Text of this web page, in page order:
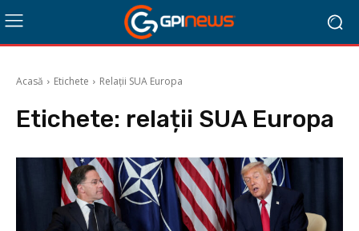
Acasă Etichete Relații SUA Europa
Etichete: relații SUA Europa